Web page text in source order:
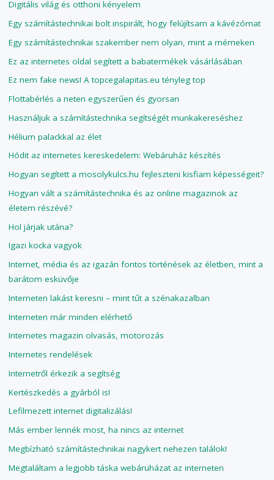
Digitális világ és otthoni kényelem
Egy számítástechnikai bolt inspirált, hogy felújítsam a kávézómat
Egy számítástechnikai szakember nem olyan, mint a mémeken
Ez az internetes oldal segített a babatermékek vásárlásában
Ez nem fake news! A topcegalapitas.eu tényleg top
Flottabérlés a neten egyszerűen és gyorsan
Használjuk a számítástechnika segítségét munkakereséshez
Hélium palackkal az élet
Hódit az internetes kereskedelem: Webáruház készítés
Hogyan segített a mosolykulcs.hu fejleszteni kisfiam képességeit?
Hogyan vált a számítástechnika és az online magazinok az
életem részévé?
Hol járjak utána?
Igazi kocka vagyok
Internet, média és az igazán fontos történések az életben, mint a
barátom esküvője
Interneten lakást keresni – mint tűt a szénakazalban
Interneten már minden elérhető
Internetes magazin olvasás, motorozás
Internetes rendelések
Internetről érkezik a segítség
Kertészkedés a gyárból is!
Lefilmezett internet digitalizálás!
Más ember lennék most, ha nincs az internet
Megbízható számítástechnikai nagykert nehezen találok!
Megtaláltam a legjobb táska webáruházat az interneten